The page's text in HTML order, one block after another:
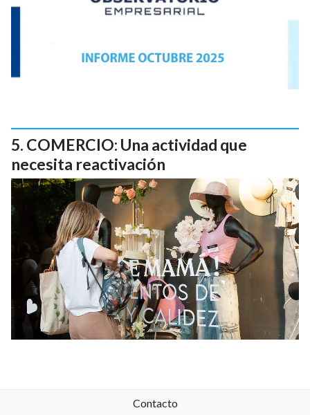
COMERCIO: Una actividad que
necesita reactivación
Contacto